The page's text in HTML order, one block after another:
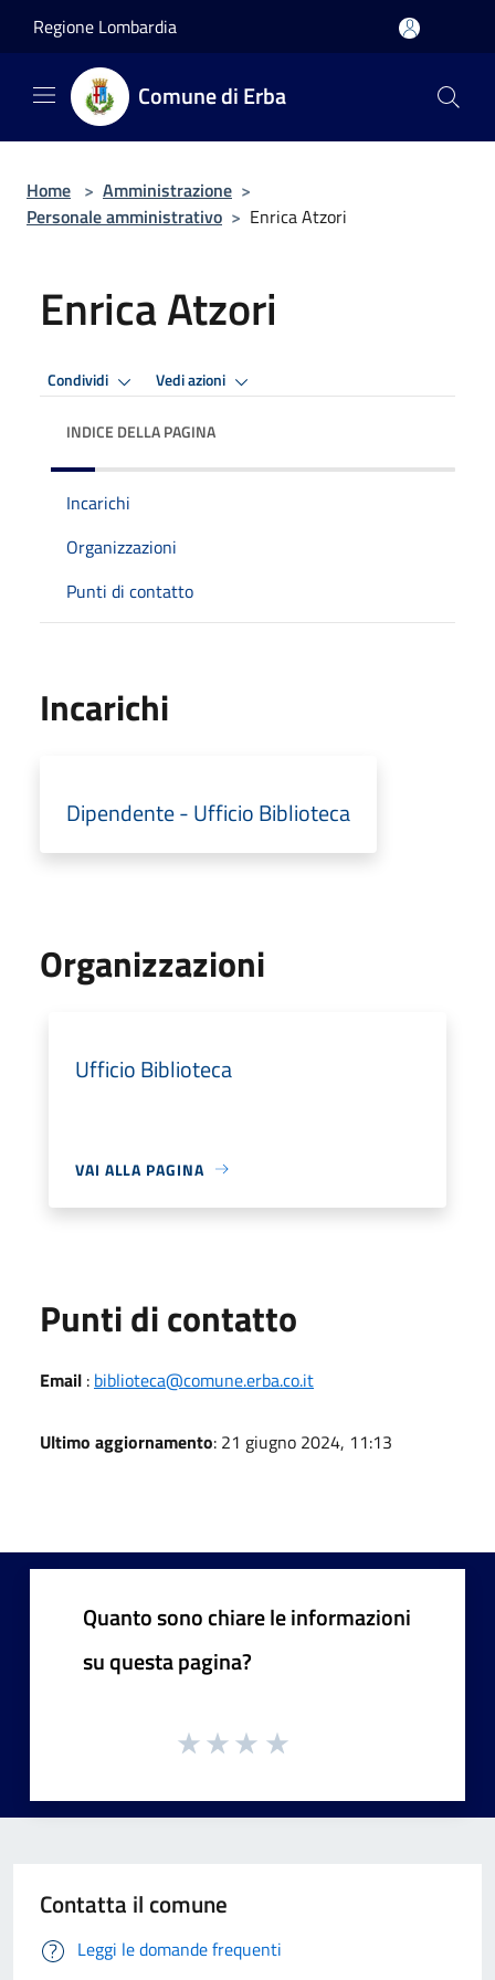
Regione Lombardia
Comune di Erba
Home > Amministrazione >
Personale amministrativo > Enrica Atzori
Enrica Atzori
Condividi Vedi azioni
INDICE DELLA PAGINA
Incarichi
Organizzazioni
Punti di contatto
Incarichi
Dipendente - Ufficio Biblioteca
Organizzazioni
Ufficio Biblioteca
VAI ALLA PAGINA
Punti di contatto
Email : biblioteca@comune.erba.co.it
Ultimo aggiornamento: 21 giugno 2024, 11:13
Quanto sono chiare le informazioni
su questa pagina?
Contatta il comune
Leggi le domande frequenti